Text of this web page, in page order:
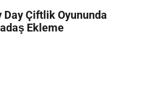
Day Çiftlik Oyununda
Ekleme